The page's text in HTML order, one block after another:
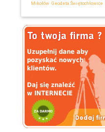
Mikołów Geodeta Świętochłowice